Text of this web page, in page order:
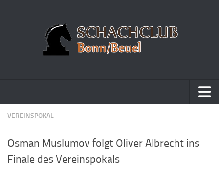
Home
Vereinsmeisterschaft
Vereinspokalturnier
VEREINSPOKAL
Osman Muslumov folgt Oliver Albrecht ins
Finale des Vereinspokals